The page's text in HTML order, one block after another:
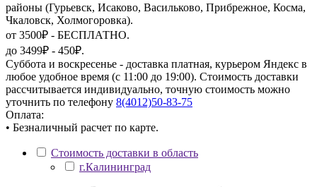
районы (Гурьевск, Исаково, Васильково, Прибрежное, Косма,
Чкаловск, Холмогоровка).
от 3500₽ - БЕСПЛАТНО.
до 3499₽ - 450₽.
Суббота и воскресенье - доставка платная, курьером Яндекс в
любое удобное время (с 11:00 до 19:00). Стоимость доставки
рассчитывается индивидуально, точную стоимость можно
уточнить по телефону 8(4012)50-83-75
Оплата:
• Безналичный расчет по карте.
Стоимость доставки в область
г.Калининград